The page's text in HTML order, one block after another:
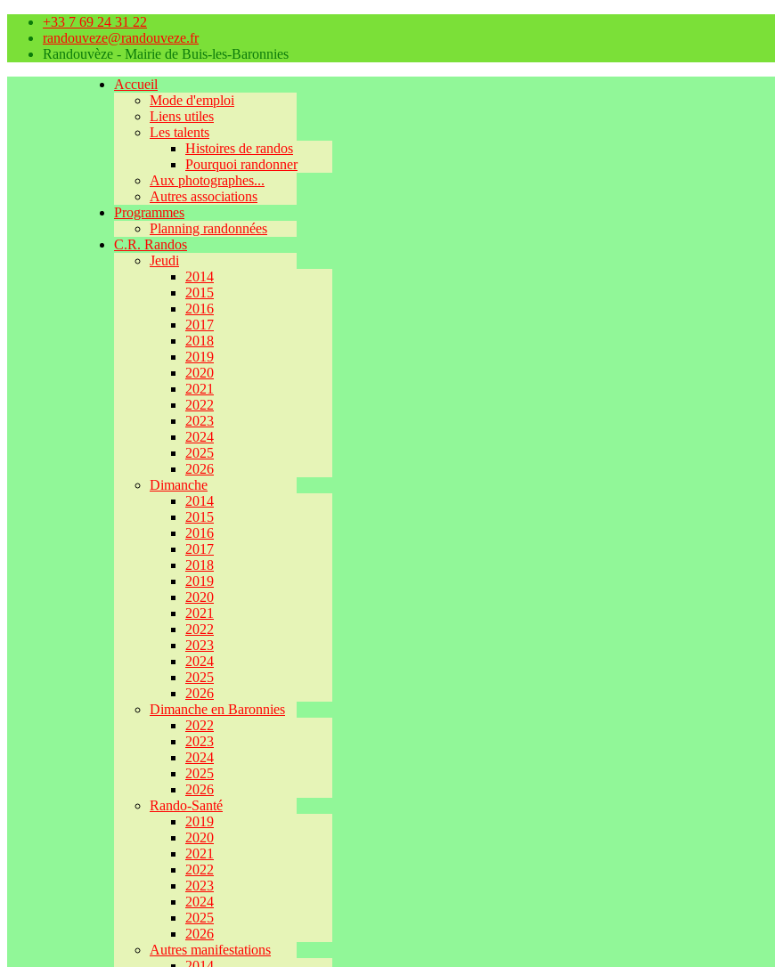
+33 7 69 24 31 22
randouveze@randouveze.fr
Randouvèze - Mairie de Buis-les-Baronnies
Accueil
Mode d'emploi
Liens utiles
Les talents
Histoires de randos
Pourquoi randonner
Aux photographes...
Autres associations
Programmes
Planning randonnées
C.R. Randos
Jeudi
2014
2015
2016
2017
2018
2019
2020
2021
2022
2023
2024
2025
2026
Dimanche
2014
2015
2016
2017
2018
2019
2020
2021
2022
2023
2024
2025
2026
Dimanche en Baronnies
2022
2023
2024
2025
2026
Rando-Santé
2019
2020
2021
2022
2023
2024
2025
2026
Autres manifestations